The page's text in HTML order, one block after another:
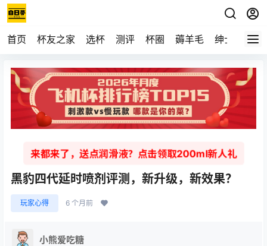
首页 杯友之家 选杯 测评 杯圈 薅羊毛 绅士 视频
来都来了，送点润滑液？点击领取200ml新人礼
黑豹四代延时喷剂评测，新升级，新效果？
玩家心得 6 个月前
小熊爱吃糖